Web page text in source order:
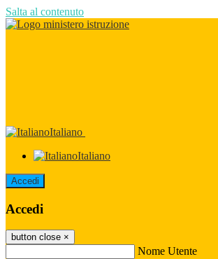
Salta al contenuto
Italiano
Italiano
Accedi
Accedi
button close ×
Nome Utente